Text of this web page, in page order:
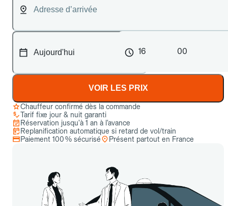
16 00
VOIR LES PRIX
Chauffeur confirmé dès la commande
Tarif fixe jour & nuit garanti
Réservation jusqu’à 1 an à l’avance
Replanification automatique si retard de vol/train
Paiement 100 % sécurisé
Présent partout en France